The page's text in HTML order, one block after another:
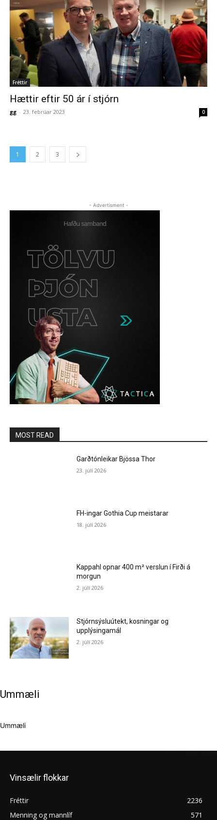
Fréttir
Hættir eftir 50 ár í stjórn
gg - 23. febrúar 2023 0
1 2 3
- Advertisment -
MOST READ
Garðtónleikar Bjössa Thor
23. júlí 2026
FH-ingar Gothia Cup meistarar
18. júlí 2026
Kappahl opnar 400 m² verslun í Firði á
morgun
2. júlí 2026
Stjórnsýsluútekt, kosningar og
upplýsingamál
2. júlí 2026
Ummæli
Ummæli
Vinsælir flokkar
Fréttir
2236
Menning og mannlíf
571